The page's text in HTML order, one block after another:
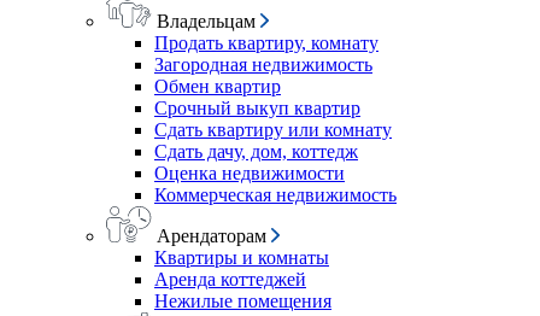
Владельцам
Продать квартиру, комнату
Загородная недвижимость
Обмен квартир
Срочный выкуп квартир
Сдать квартиру или комнату
Сдать дачу, дом, коттедж
Оценка недвижимости
Коммерческая недвижимость
Арендаторам
Квартиры и комнаты
Аренда коттеджей
Нежилые помещения